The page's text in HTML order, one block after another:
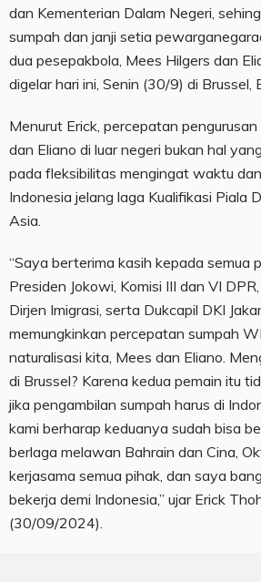
dan Kementerian Dalam Negeri,
sumpah dan janji setia
dua pesepakbola, Mees Hilgers dan
digelar hari ini, Senin (30/9) di Brussel,
Menurut Erick, percepatan
dan Eliano di luar negeri bukan hal
pada fleksibilitas mengingat waktu
Indonesia jelang laga Kualifikasi Piala
Asia.
“Saya berterima kasih kepada semua
Presiden Jokowi, Komisi III dan VI
Dirjen Imigrasi, serta Dukcapil DKI
memungkinkan percepatan sumpah
naturalisasi kita, Mees dan Eliano.
di Brussel? Karena kedua pemain itu
jika pengambilan sumpah harus di
kami berharap keduanya sudah bisa
berlaga melawan Bahrain dan Cina,
kerjasama semua pihak, dan saya
bekerja demi Indonesia,” ujar Erick
(30/09/2024).